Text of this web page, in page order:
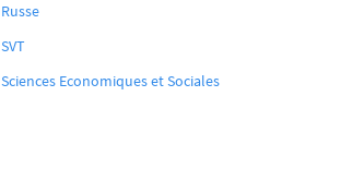
Russe
SVT
Sciences Economiques et Sociales